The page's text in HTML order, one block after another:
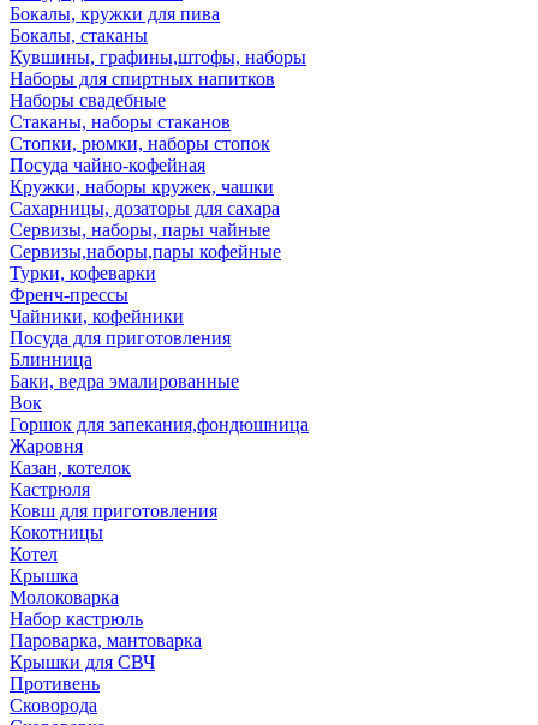
Бокалы, кружки для пива
Бокалы, стаканы
Кувшины, графины,штофы, наборы
Наборы для спиртных напитков
Наборы свадебные
Стаканы, наборы стаканов
Стопки, рюмки, наборы стопок
Посуда чайно-кофейная
Кружки, наборы кружек, чашки
Сахарницы, дозаторы для сахара
Сервизы, наборы, пары чайные
Сервизы,наборы,пары кофейные
Турки, кофеварки
Френч-прессы
Чайники, кофейники
Посуда для приготовления
Блинница
Баки, ведра эмалированные
Вок
Горшок для запекания,фондюшница
Жаровня
Казан, котелок
Кастрюля
Ковш для приготовления
Кокотницы
Котел
Крышка
Молоковарка
Набор кастрюль
Пароварка, мантоварка
Крышки для СВЧ
Противень
Сковорода